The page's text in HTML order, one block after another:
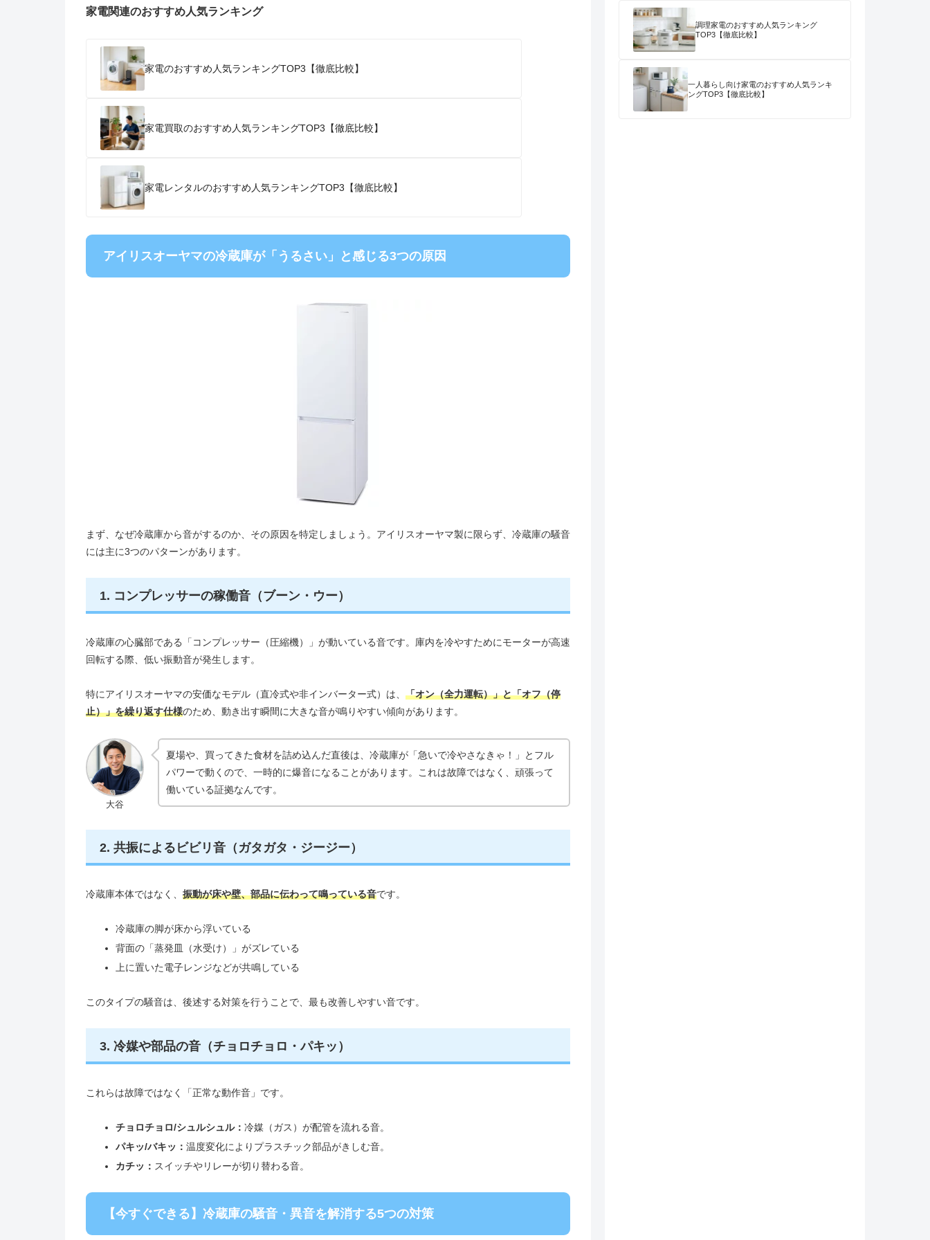
家電関連のおすすめ人気ランキング
家電のおすすめ人気ランキングTOP3【徹底比較】
家電買取のおすすめ人気ランキングTOP3【徹底比較】
家電レンタルのおすすめ人気ランキングTOP3【徹底比較】
アイリスオーヤマの冷蔵庫が「うるさい」と感じる3つの原因
まず、なぜ冷蔵庫から音がするのか、その原因を特定しましょう。アイリスオーヤマ製に限らず、冷蔵庫の騒音
には主に3つのパターンがあります。
1. コンプレッサーの稼働音（ブーン・ウー）
冷蔵庫の心臓部である「コンプレッサー（圧縮機）」が動いている音です。庫内を冷やすためにモーターが高速
回転する際、低い振動音が発生します。
特にアイリスオーヤマの安価なモデル（直冷式や非インバーター式）は、 「オン（全力運転）」と「オフ（停
止）」を繰り返す仕様のため、動き出す瞬間に大きな音が鳴りやすい傾向があります。
大谷
夏場や、買ってきた食材を詰め込んだ直後は、冷蔵庫が「急いで冷やさなきゃ！」とフル
パワーで動くので、一時的に爆音になることがあります。これは故障ではなく、頑張って
働いている証拠なんです。
2. 共振によるビビリ音（ガタガタ・ジージー）
冷蔵庫本体ではなく、 振動が床や壁、部品に伝わって鳴っている音です。
冷蔵庫の脚が床から浮いている
背面の「蒸発皿（水受け）」がズレている
上に置いた電子レンジなどが共鳴している
このタイプの騒音は、後述する対策を行うことで、最も改善しやすい音です。
3. 冷媒や部品の音（チョロチョロ・パキッ）
これらは故障ではなく「正常な動作音」です。
チョロチョロ/シュルシュル： 冷媒（ガス）が配管を流れる音。
パキッ/バキッ： 温度変化によりプラスチック部品がきしむ音。
カチッ： スイッチやリレーが切り替わる音。
【今すぐできる】冷蔵庫の騒音・異音を解消する5つの対策
調理家電のおすすめ人気ランキング
TOP3【徹底比較】
一人暮らし向け家電のおすすめ人気ランキ
ングTOP3【徹底比較】